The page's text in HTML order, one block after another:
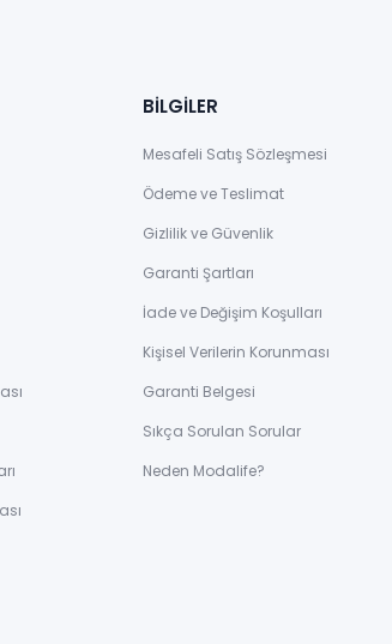
BİLGİLER
Mesafeli Satış Sözleşmesi
Ödeme ve Teslimat
Gizlilik ve Güvenlik
Garanti Şartları
İade ve Değişim Koşulları
Kişisel Verilerin Korunması
Garanti Belgesi
Sıkça Sorulan Sorular
Neden Modalife?